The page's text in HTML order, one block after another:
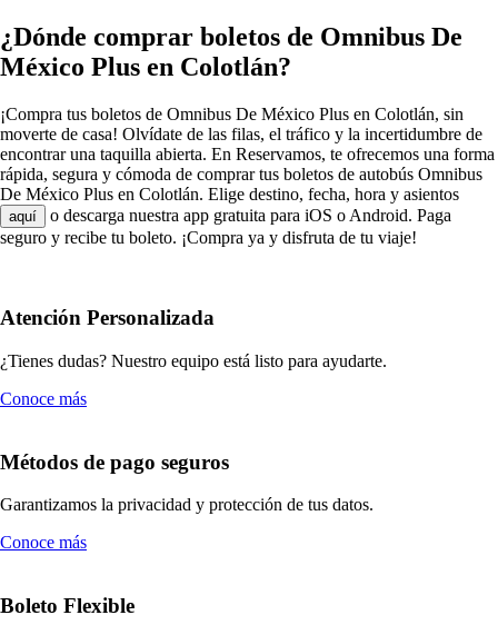
¿Dónde comprar boletos de Omnibus De
México Plus en Colotlán?
¡Compra tus boletos de Omnibus De México Plus en Colotlán, sin
moverte de casa! Olvídate de las filas, el tráfico y la incertidumbre de
encontrar una taquilla abierta. En Reservamos, te ofrecemos una forma
rápida, segura y cómoda de comprar tus boletos de autobús Omnibus
De México Plus en Colotlán. Elige destino, fecha, hora y asientos
aquí
o descarga nuestra app gratuita para iOS o Android. Paga
seguro y recibe tu boleto. ¡Compra ya y disfruta de tu viaje!
Atención Personalizada
¿Tienes dudas? Nuestro equipo está listo para ayudarte.
Conoce más
Métodos de pago seguros
Garantizamos la privacidad y protección de tus datos.
Conoce más
Boleto Flexible